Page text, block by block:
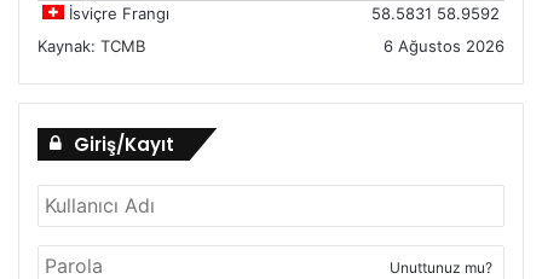
İsviçre Frangı
58.9592
58.5831
Kaynak: TCMB 6 Ağustos 2026
Giriş/Kayıt
Unuttunuz mu?